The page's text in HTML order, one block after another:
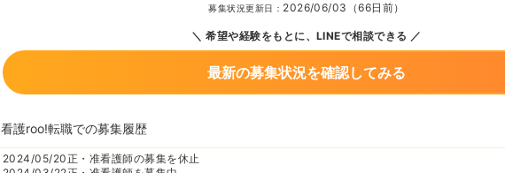
募集状況更新日： 2026/06/03（66日前）
希望や経験をもとに、LINEで相談できる
最新の募集状況を確認してみる
看護roo!転職での募集履歴
2024/05/20正・准看護師の募集を休止